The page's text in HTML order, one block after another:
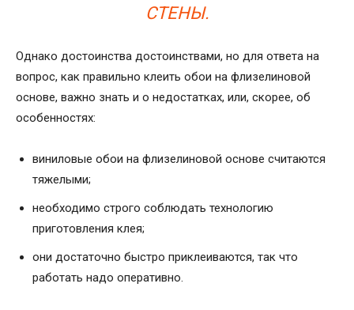
СТЕНЫ.
Однако достоинства достоинствами, но для ответа на
вопрос, как правильно клеить обои на флизелиновой
основе, важно знать и о недостатках, или, скорее, об
особенностях:
виниловые обои на флизелиновой основе считаются
тяжелыми;
необходимо строго соблюдать технологию
приготовления клея;
они достаточно быстро приклеиваются, так что
работать надо оперативно.